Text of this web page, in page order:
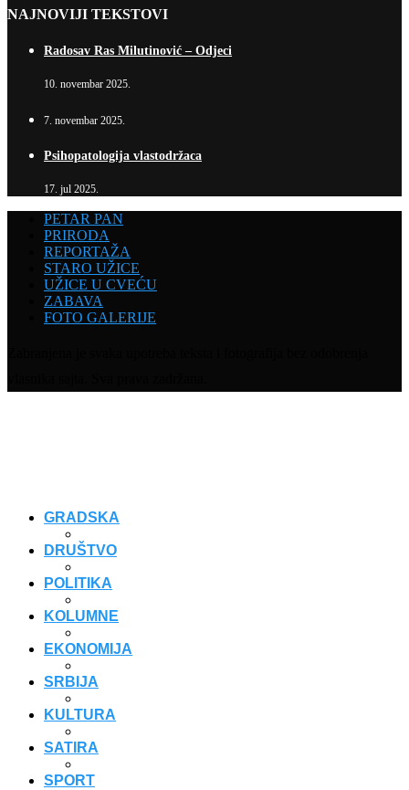
NAJNOVIJI TEKSTOVI
Radosav Ras Milutinović – Odjeci
10. novembar 2025.
7. novembar 2025.
Psihopatologija vlastodržaca
17. jul 2025.
PETAR PAN
PRIRODA
REPORTAŽA
STARO UŽICE
UŽICE U CVEĆU
ZABAVA
FOTO GALERIJE
GRADSKA
DRUŠTVO
POLITIKA
KOLUMNE
EKONOMIJA
SRBIJA
KULTURA
SATIRA
SPORT